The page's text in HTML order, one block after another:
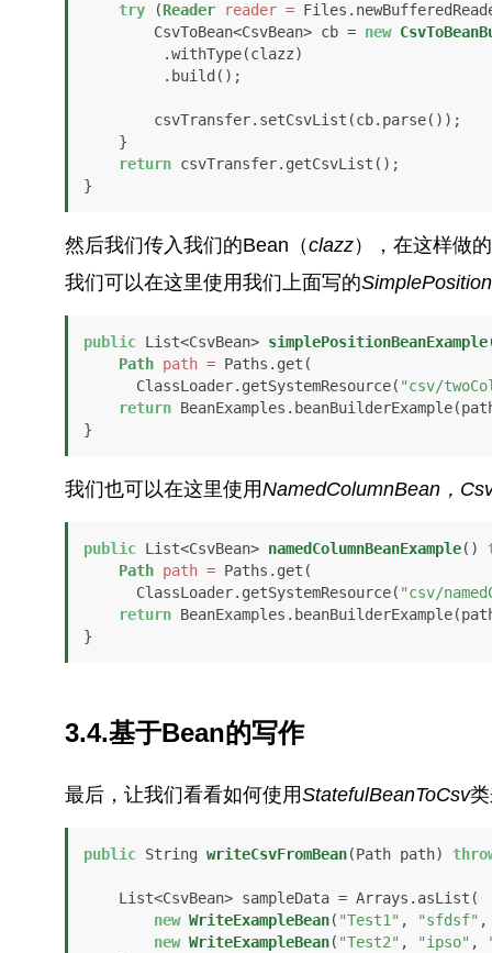
try (Reader reader =
        CsvToBean<CsvBean> cb =
new
return csvTransfer.getCsvList();
}
然后我们传入我们的Bean（clazz），在这样做
我们可以在这里使用我们上面写的
public List<CsvBean> simplePositionBeanExample
Path path = Paths.get(
      ClassLoader.getSystemResource(
"csv/
return
}
我们也可以在这里使用NamedColumnBean，
public List<CsvBean> namedColumnBeanExample()
Path path = Paths.get(
      ClassLoader.getSystemResource(
"csv/
return
}
3.4.基于Bean的写作
最后，让我们看看如何使用StatefulBeanToCsv
public String writeCsvFromBean(Path path)
new WriteExampleBean( "Test1" , "sfdsf"
new WriteExampleBean( "Test2" , "ipso" ,